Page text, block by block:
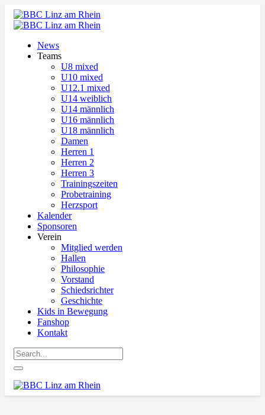
News
Teams
U8 mixed
U10 mixed
U12.1 mixed
U14 weiblich
U14 männlich
U16 männlich
U18 männlich
Damen
Herren 1
Herren 2
Herren 3
Trainingszeiten
Probetraining
Herzsport
Kalender
Sponsoren
Verein
Mitglied werden
Hallen
Philosophie
Vorstand
Schiedsrichter
Geschichte
Kids in Bewegung
Fanshop
Kontakt